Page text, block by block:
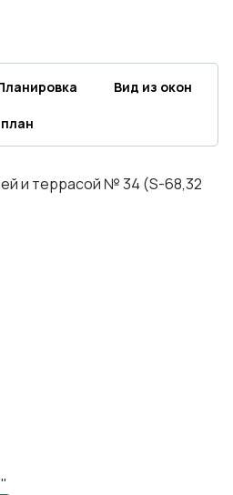
Вид из окон
и террасой № 34 (S-68,32